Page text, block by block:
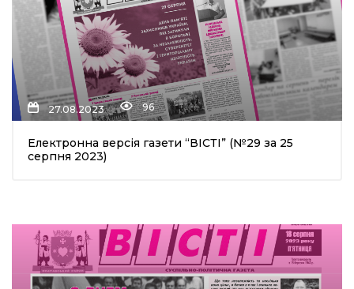
27.08.2023 96
Електронна версія газети “ВІСТІ” (№29 за 25
серпня 2023)